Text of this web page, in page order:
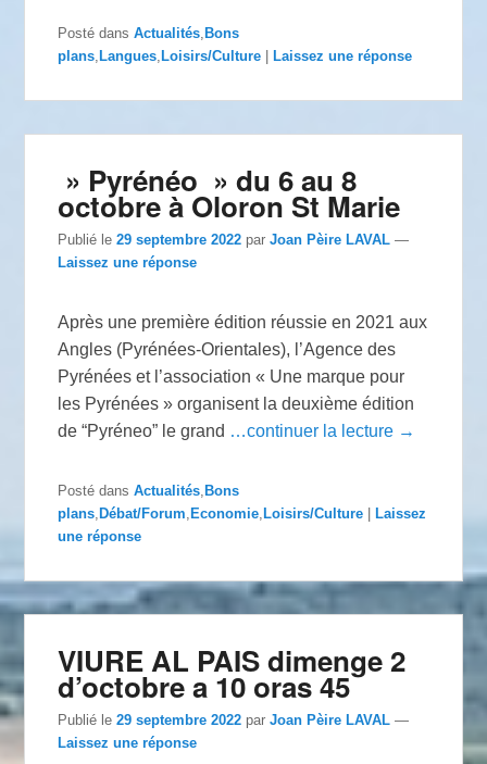
Posté dans Actualités, Bons
plans, Langues, Loisirs/Culture Laissez une réponse
» Pyrénéo » du 6 au 8
octobre à Oloron St Marie
Publié le29 septembre 2022 parJoan Pèire LAVAL —
Laissez une réponse
Après une première édition réussie en 2021 aux
Angles (Pyrénées-Orientales), l’Agence des
Pyrénées et l’association « Une marque pour
les Pyrénées » organisent la deuxième édition
de “Pyréneo” le grand …continuer la lecture →
Posté dans Actualités Bons
plans Débat/Forum Economie Loisirs/Culture
Laissez
une réponse
VIURE AL PAIS dimenge 2
d’octobre a 10 oras 45
Publié le29 septembre 2022 parJoan Pèire LAVAL —
Laissez une réponse